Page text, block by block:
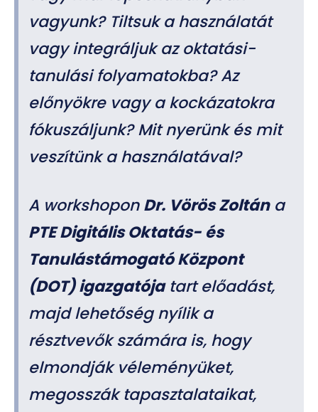
vagyunk? Tiltsuk a használatát
vagy integráljuk az oktatási-
tanulási folyamatokba? Az
előnyökre vagy a kockázatokra
fókuszáljunk? Mit nyerünk és mit
veszítünk a használatával?
A workshoponDr. Vörös Zoltána
PTE Digitális Oktatás- és
Tanulástámogató Központ
(DOT) igazgatójatart előadást,
majd lehetőség nyílik a
résztvevők számára is, hogy
elmondják véleményüket,
megosszák tapasztalataikat,